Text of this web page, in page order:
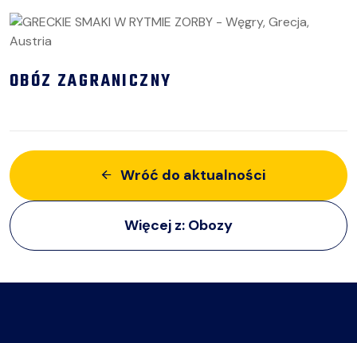
OBÓZ ZAGRANICZNY
Wróć do aktualności
Więcej z: Obozy